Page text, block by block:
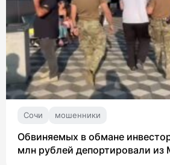
Сочи мошенники
Обвиняемых в обмане
млн рублей депортировали